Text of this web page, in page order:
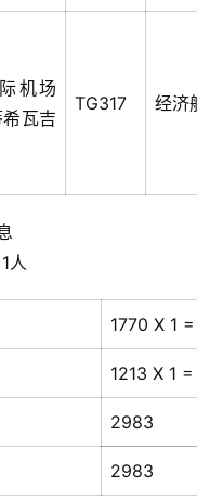
机场
瓦吉
TG317 经济
人
1770 X 1
1213 X 1
2983
2983